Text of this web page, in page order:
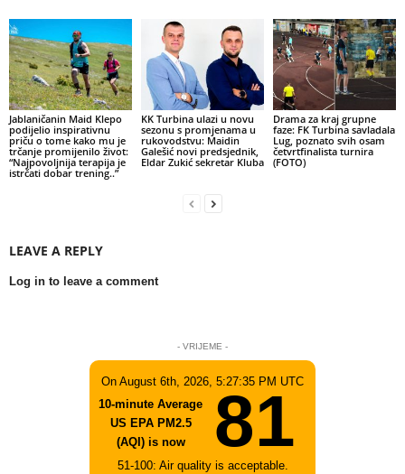
Jablaničanin Maid Klepo
podijelio inspirativnu
priču o tome kako mu je
trčanje promijenilo život:
“Najpovoljnija terapija je
istrčati dobar trening..”
KK Turbina ulazi u novu
sezonu s promjenama u
rukovodstvu: Maidin
Galešić novi predsjednik,
Eldar Zukić sekretar Kluba
Drama za kraj grupne
faze: FK Turbina savladala
Lug, poznato svih osam
četvrtfinalista turnira
(FOTO)
LEAVE A REPLY
Log in to leave a comment
- VRIJEME -
On August 6th, 2026, 5:27:35 PM UTC
10-minute Average
US EPA PM2.5
(AQI) is now
81
51-100: Air quality is acceptable.